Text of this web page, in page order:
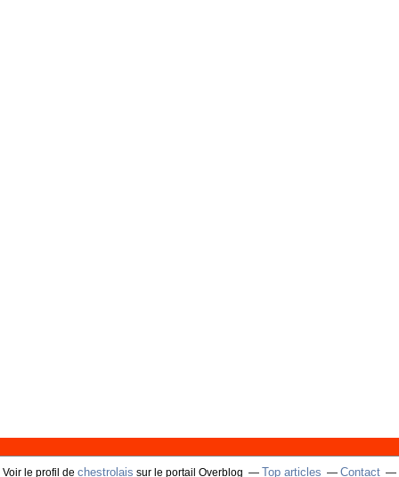
Voir le profil de chestrolais sur le portail Overblog Top articles Contact